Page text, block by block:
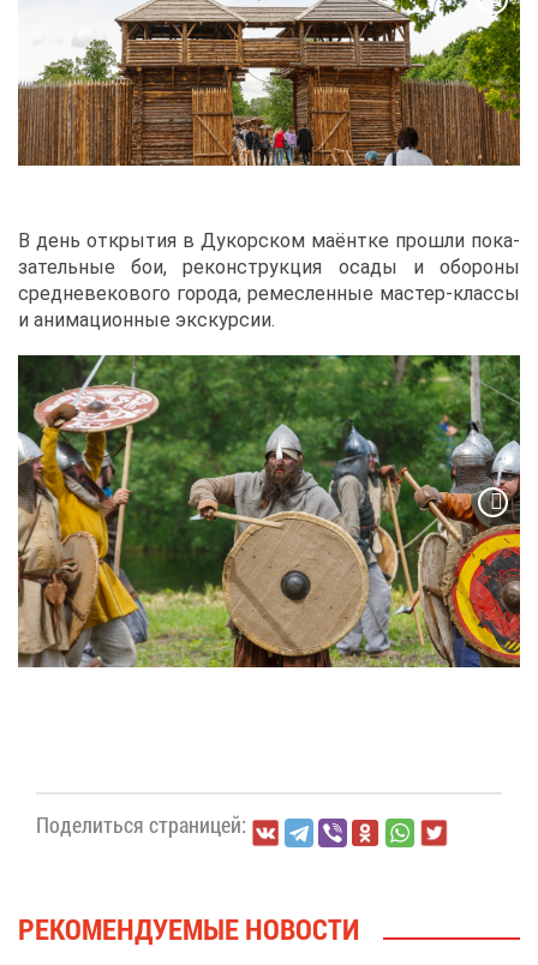
В день от­кры­тия в Ду­кор­ском ма­ёнт­ке про­шли по­ка­
за­тель­ные бои, ре­кон­струк­ция оса­ды и обо­ро­ны
сред­не­ве­ко­во­го го­ро­да, ре­мес­лен­ные ма­стер-клас­сы
и ани­ма­ци­он­ные экс­кур­сии.
По­де­лить­ся стра­ни­цей:
РЕ­КО­МЕН­ДУ­Е­МЫЕ НО­ВО­СТИ